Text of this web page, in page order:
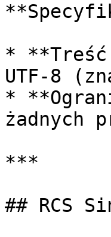
* **Treść
UTF-8
*
żadnych
***
## RCS